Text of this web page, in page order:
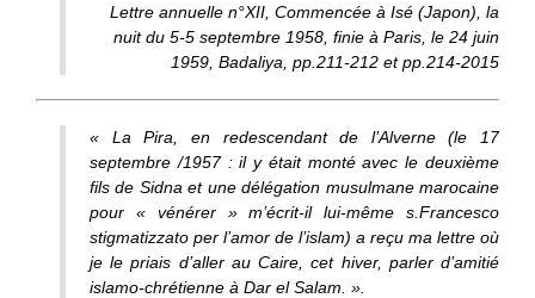
Lettre annuelle n°XII, Commencée à Isé (Japon), la
nuit du 5-5 septembre 1958, finie à Paris, le 24 juin
1959, Badaliya, pp.211-212 et pp.214-2015
« La Pira, en redescendant de l’Alverne (le 17
septembre /1957 : il y était monté avec le deuxième
fils de Sidna et une délégation musulmane marocaine
pour « vénérer » m’écrit-il lui-même s.Francesco
stigmatizzato per l’amor de l’islam) a reçu ma lettre où
je le priais d’aller au Caire, cet hiver, parler d’amitié
islamo-chrétienne à Dar el Salam. ».